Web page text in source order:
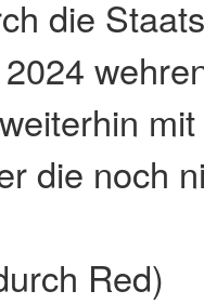
die
die noch
Red)